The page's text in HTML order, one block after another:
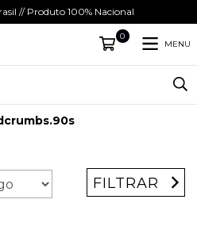
// Produto 100% Nacional
0
MENU
FILTRAR